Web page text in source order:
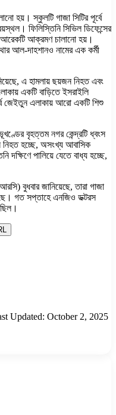
হয়। স্কুলটি গাজা সিটির পূর্বে
ফিলিস্তিনি সিভিল ডিফেন্সের
আরেকটি আক্রমণ চালানো হয়।
আল-দাহশানও নামের এক কর্মী
এ হামলায় ছয়জন নিহত এবং
একটি বাড়িতে ইসরাইলি
জেইতুন এলাকায় আরো একটি শিশু
বৃহত্তম নগর কেন্দ্রটি ধ্বংস
নিহত হচ্ছে, অসংখ্য আবাসিক
দক্ষিণে পালিয়ে যেতে বাধ্য হচ্ছে,
বুধবার জানিয়েছে, তারা গাজা
গত সপ্তাহে এনজিও ডক্টরস
Updated: October 2, 2025